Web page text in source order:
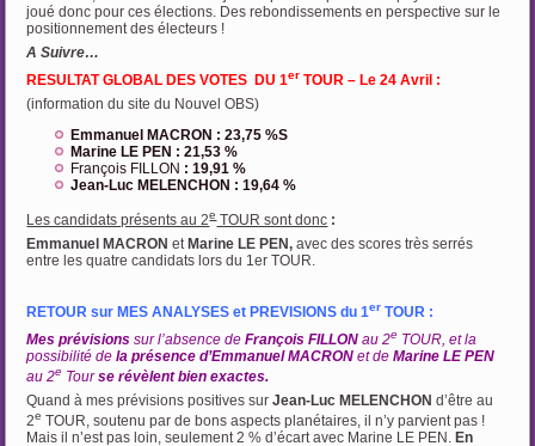
joué donc pour ces élections. Des rebondissements en perspective sur le
positionnement des électeurs !
A Suivre…
RESULTAT GLOBAL DES VOTES DU 1er TOUR – Le 24 Avril :
(information du site du Nouvel OBS)
Emmanuel MACRON : 23,75 %S
Marine LE PEN : 21,53 %
François FILLON : 19,91 %
Jean-Luc MELENCHON : 19,64 %
Les candidats présents au 2eTOUR sont donc :
Emmanuel MACRON et Marine LE PEN, avec des scores très serrés
entre les quatre candidats lors du 1er TOUR.
RETOUR sur MES ANALYSES et PREVISIONS du 1er TOUR :
Mes prévisions sur l’absence deFrançois FILLON au 2e TOUR, et la
possibilité dela présence d’Emmanuel MACRON et deMarine LE PEN
au 2e Tourse révèlent bien exactes.
Quand à mes prévisions positives surJean-Luc MELENCHONd’être au
2e TOUR, soutenu par de bons aspects planétaires, il n’y parvient pas !
Mais il n’est pas loin, seulement 2 % d’écart avec Marine LE PEN. En